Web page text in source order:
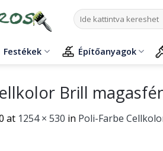
Keresés
a
Festékek Építőanyagok
Brill
at 1254 × 530 in Poli-Farbe